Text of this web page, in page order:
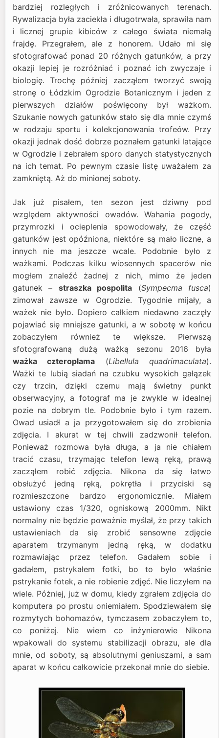
bardziej rozległych i zróżnicowanych terenach.
Rywalizacja była zaciekła i długotrwała, sprawiła nam
i licznej grupie kibiców z całego świata niemałą
frajdę. Przegrałem, ale z honorem. Udało mi się
sfotografować ponad 20 różnych gatunków, a przy
okazji lepiej je rozróżniać i poznać ich zwyczaje i
biologię. Trochę później zacząłem tworzyć swoją
stronę o Łódzkim Ogrodzie Botanicznym i jeden z
pierwszych działów poświęcony był ważkom.
Szukanie nowych gatunków stało się dla mnie czymś
w rodzaju sportu i kolekcjonowania trofeów. Przy
okazji jednak dość dobrze poznałem gatunki latające
w Ogrodzie i zebrałem sporo danych statystycznych
na ich temat. Po pewnym czasie listę uważałem za
zamkniętą. Aż do minionej soboty.
Jak już pisałem, ten sezon jest dziwny pod
względem aktywności owadów. Wahania pogody,
przymrozki i ocieplenia spowodowały, że część
gatunków jest opóźniona, niektóre są mało liczne, a
innych nie ma jeszcze wcale. Podobnie było z
ważkami. Podczas kilku wiosennych spacerów nie
mogłem znaleźć żadnej z nich, mimo że jeden
gatunek – straszka pospolita (Sympecma fusca)
zimował zawsze w Ogrodzie. Tygodnie mijały, a
ważek nie było. Dopiero całkiem niedawno zaczęły
pojawiać się mniejsze gatunki, a w sobotę w końcu
zobaczyłem również te większe. Pierwszą
sfotografowaną dużą ważką sezonu 2016 była
ważka czteroplama (Libellula quadrimaculata).
Ważki te lubią siadań na czubku wysokich gałązek
czy trzcin, dzięki czemu mają świetny punkt
obserwacyjny, a fotograf ma je zwykle w idealnej
pozie na dobrym tle. Podobnie było i tym razem.
Owad usiadł a ja przygotowałem się do zrobienia
zdjęcia. I akurat w tej chwili zadzwonił telefon.
Ponieważ rozmowa była długa, a ja nie chiałem
tracić czasu, trzymając telefon lewą ręką, prawą
zacząłem robić zdjęcia. Nikona da się łatwo
obsłużyć jedną ręką, pokrętła i przyciski są
rozmieszczone bardzo ergonomicznie. Miałem
ustawiony czas 1/320, ogniskową 2000mm. Nikt
normalny nie będzie poważnie myślał, że przy takich
ustawieniach da się zrobić sensowne zdjęcie
aparatem trzymanym jedną ręką, w dodatku
rozmawiając przez telefon. Gadałem sobie i
gadałem, pstrykałem fotki, bo to było właśnie
pstrykanie fotek, a nie robienie zdjęć. Nie liczyłem na
wiele. Póżniej, już w domu, kiedy zgrałem zdjęcia do
komputera po prostu oniemiałem. Spodziewałem się
rozmytych bohomazów, tymczasem zobaczyłem to,
co poniżej. Nie wiem co inżynierowie Nikona
wpakowali do systemu stabilizacji obrazu, ale dla
mnie, od soboty, są absolutnymi geniuszami, a sam
aparat w końcu całkowicie przekonał mnie do siebie.